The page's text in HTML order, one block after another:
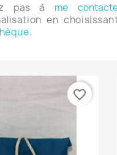
pas à me
en
.
favorite_border